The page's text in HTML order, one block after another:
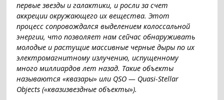
первые звезды и галактики, и росли за счет
аккреции окружающего их вещества. Этот
процесс сопровождался выделением колоссальной
энергии, что позволяет нам сейчас обнаруживать
молодые и растущие массивные черные дыры по их
электромагнитному излучению, испущенному
много миллиардов лет назад. Такие объекты
называются «квазары» или QSO — Quasi-Stellar
Objects («квазизвездные объекты»).